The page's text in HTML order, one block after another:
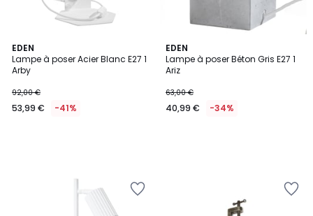
EDEN
Lampe à poser Acier Blanc E27 1
Arby
92,00 €
53,99 € -41%
EDEN
Lampe à poser Béton Gris E27 1
Ariz
63,00 €
40,99 € -34%